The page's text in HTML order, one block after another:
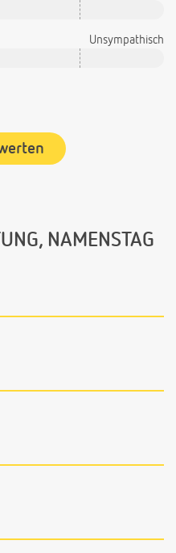
Unsympathisch
NAMENSTAG